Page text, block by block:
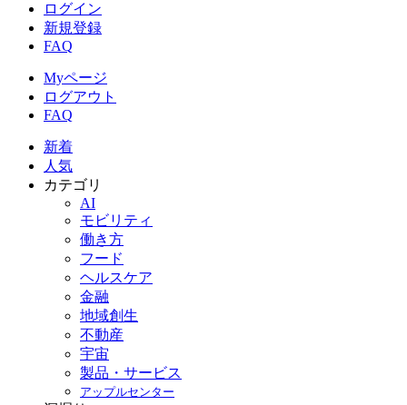
ログイン
新規登録
FAQ
Myページ
ログアウト
FAQ
新着
人気
カテゴリ
AI
モビリティ
働き方
フード
ヘルスケア
金融
地域創生
不動産
宇宙
製品・サービス
アップルセンター